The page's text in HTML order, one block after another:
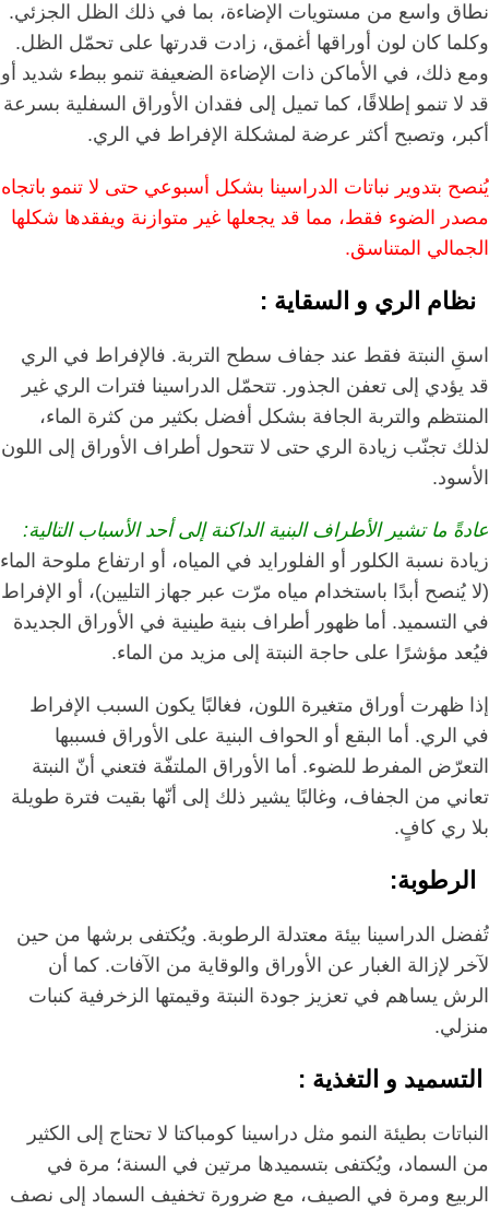
نطاق واسع من مستويات الإضاءة، بما في ذلك الظل الجزئي.
وكلما كان لون أوراقها أغمق، زادت قدرتها على تحمّل الظل.
ومع ذلك، في الأماكن ذات الإضاءة الضعيفة تنمو ببطء شديد أو
قد لا تنمو إطلاقًا، كما تميل إلى فقدان الأوراق السفلية بسرعة
أكبر، وتصبح أكثر عرضة لمشكلة الإفراط في الري.
يُنصح بتدوير نباتات الدراسينا بشكل أسبوعي حتى لا تنمو باتجاه
مصدر الضوء فقط، مما قد يجعلها غير متوازنة ويفقدها شكلها
الجمالي المتناسق.
نظام الري و السقاية :
اسقِ النبتة فقط عند جفاف سطح التربة. فالإفراط في الري
قد يؤدي إلى تعفن الجذور. تتحمّل الدراسينا فترات الري غير
المنتظم والتربة الجافة بشكل أفضل بكثير من كثرة الماء،
لذلك تجنّب زيادة الري حتى لا تتحول أطراف الأوراق إلى اللون
الأسود.
عادةً ما تشير الأطراف البنية الداكنة إلى أحد الأسباب التالية:
زيادة نسبة الكلور أو الفلورايد في المياه، أو ارتفاع ملوحة الماء
(لا يُنصح أبدًا باستخدام مياه مرّت عبر جهاز التليين)، أو الإفراط
في التسميد. أما ظهور أطراف بنية طينية في الأوراق الجديدة
فيُعد مؤشرًا على حاجة النبتة إلى مزيد من الماء.
إذا ظهرت أوراق متغيرة اللون، فغالبًا يكون السبب الإفراط
في الري. أما البقع أو الحواف البنية على الأوراق فسببها
التعرّض المفرط للضوء. أما الأوراق الملتفّة فتعني أنّ النبتة
تعاني من الجفاف، وغالبًا يشير ذلك إلى أنّها بقيت فترة طويلة
بلا ري كافٍ.
الرطوبة:
تُفضل الدراسينا بيئة معتدلة الرطوبة. ويُكتفى برشها من حين
لآخر لإزالة الغبار عن الأوراق والوقاية من الآفات. كما أن
الرش يساهم في تعزيز جودة النبتة وقيمتها الزخرفية كنبات
منزلي.
التسميد و التغذية :
النباتات بطيئة النمو مثل دراسينا كومباكتا لا تحتاج إلى الكثير
من السماد، ويُكتفى بتسميدها مرتين في السنة؛ مرة في
الربيع ومرة في الصيف، مع ضرورة تخفيف السماد إلى نصف